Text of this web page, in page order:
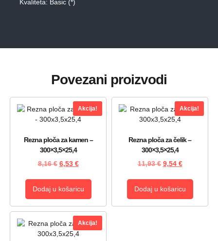
Kvaliteta: Basic (*)
Povezani proizvodi
Akcija!
Rezna ploča za kamen –
300×3,5×25,4
8,16€ 6,53 €
Dodaj u košaricu
Akcija!
Rezna ploča za čelik –
300×3,5×25,4
11,93€ 9,54 €
Dodaj u košaricu
Akcija!